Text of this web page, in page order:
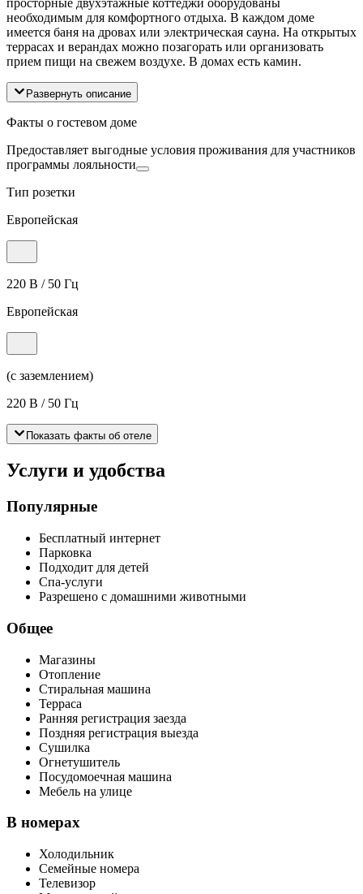
необходимым для комфортного отдыха. В каждом доме
имеется баня на дровах или электрическая сауна. На открытых
террасах и верандах можно позагорать или организовать
прием пищи на свежем воздухе. В домах есть камин.
Развернуть описание
Факты о гостевом доме
Предоставляет выгодные условия проживания для участников
программы лояльности
Тип розетки
Европейская
220 В / 50 Гц
Европейская
(с заземлением)
220 В / 50 Гц
Показать факты об отеле
Услуги и удобства
Популярные
Бесплатный интернет
Парковка
Подходит для детей
Спа-услуги
Разрешено с домашними животными
Общее
Магазины
Отопление
Стиральная машина
Терраса
Ранняя регистрация заезда
Поздняя регистрация выезда
Сушилка
Огнетушитель
Посудомоечная машина
Мебель на улице
В номерах
Холодильник
Семейные номера
Телевизор